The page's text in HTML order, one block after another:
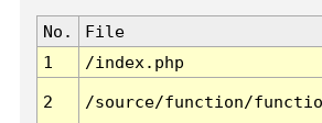
No. File
1
/index.php
2 /source/function/